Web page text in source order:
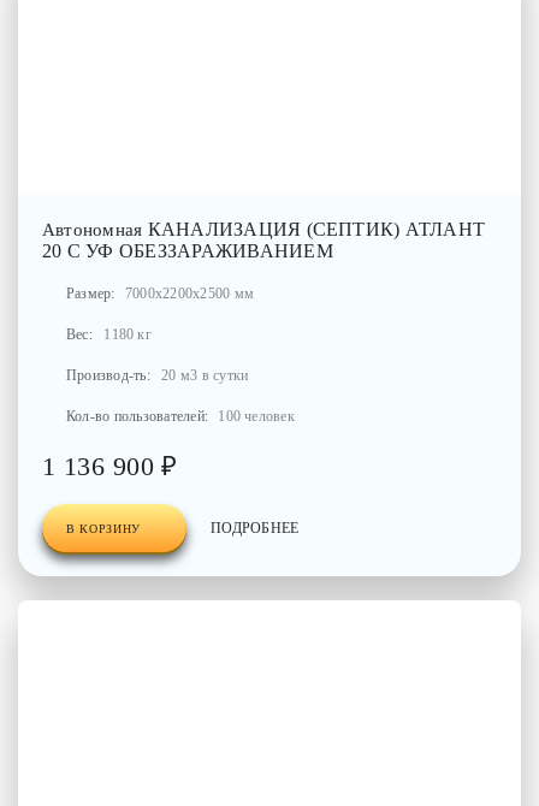
Автономная КАНАЛИЗАЦИЯ (СЕПТИК) АТЛАНТ
20 С УФ ОБЕЗЗАРАЖИВАНИЕМ
Размер: 7000x2200x2500 мм
Вес: 1180 кг
Производ-ть: 20 м3 в сутки
Кол-во пользователей: 100 человек
1 136 900 ₽
В КОРЗИНУ ПОДРОБНЕЕ